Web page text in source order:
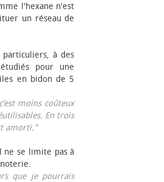
l'hexane n'est
un réseau de
à des
pour une
en bidon de 5
moins coûteux
En trois
amorti."
ne se limite pas à
que je pourrais